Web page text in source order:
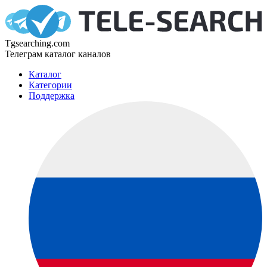
Tgsearching.com
Телеграм каталог каналов
Каталог
Категории
Поддержка